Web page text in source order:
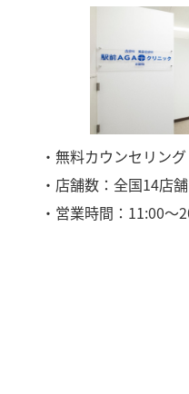
・無料カウンセリン
・店舗数：全国14店舗
・営業時間：11:00〜